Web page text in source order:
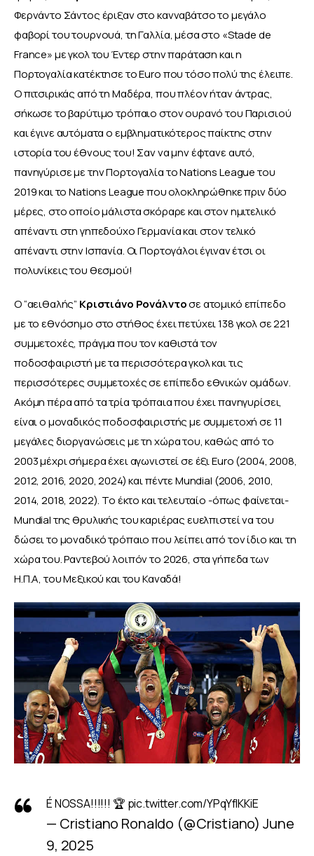
Φερνάντο Σάντος έριξαν στο κανναβάτσο το μεγάλο
φαβορί του τουρνουά, τη Γαλλία, μέσα στο «Stade de
France» με γκολ του Έντερ στην παράταση και η
Πορτογαλία κατέκτησε το Euro που τόσο πολύ της έλειπε.
Ο πιτσιρικάς από τη Μαδέρα, που πλέον ήταν άντρας,
σήκωσε το βαρύτιμο τρόπαιο στον ουρανό του Παρισιού
και έγινε αυτόματα ο εμβληματικότερος παίκτης στην
ιστορία του έθνους του! Σαν να μην έφτανε αυτό,
πανηγύρισε με την Πορτογαλία το Nations League του
2019 και το Nations League που ολοκληρώθηκε πριν δύο
μέρες, στο οποίο μάλιστα σκόραρε και στον ημιτελικό
απέναντι στη γηπεδούχο Γερμανία και στον τελικό
απέναντι στην Ισπανία. Οι Πορτογάλοι έγιναν έτσι οι
πολυνίκεις του θεσμού!
Ο “αειθαλής” Κριστιάνο Ρονάλντο σε ατομικό επίπεδο
με το εθνόσημο στο στήθος έχει πετύχει 138 γκολ σε 221
συμμετοχές, πράγμα που τον καθιστά τον
ποδοσφαιριστή με τα περισσότερα γκολ και τις
περισσότερες συμμετοχές σε επίπεδο εθνικών ομάδων.
Ακόμη πέρα από τα τρία τρόπαια που έχει πανηγυρίσει,
είναι ο μοναδικός ποδοσφαιριστής με συμμετοχή σε 11
μεγάλες διοργανώσεις με τη χώρα του, καθώς από το
2003 μέχρι σήμερα έχει αγωνιστεί σε έξι Euro (2004, 2008,
2012, 2016, 2020, 2024) και πέντε Mundial (2006, 2010,
2014, 2018, 2022). Το έκτο και τελευταίο -όπως φαίνεται-
Mundial της θρυλικής του καριέρας ευελπιστεί να του
δώσει το μοναδικό τρόπαιο που λείπει από τον ίδιο και τη
χώρα του. Ραντεβού λοιπόν το 2026, στα γήπεδα των
Η.Π.Α, του Μεξικού και του Καναδά!
É NOSSA!!!!!! 🏆 pic.twitter.com/YPqYflKKiE
— Cristiano Ronaldo (@Cristiano)June
9, 2025